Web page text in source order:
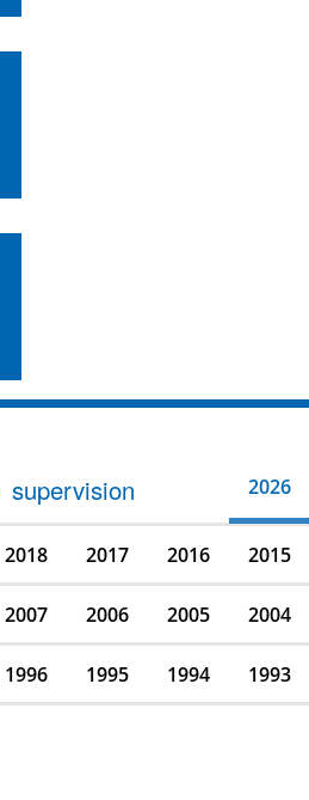
supervision 2026
2018 2017 2016 2015
2007 2006 2005 2004
1996 1995 1994 1993